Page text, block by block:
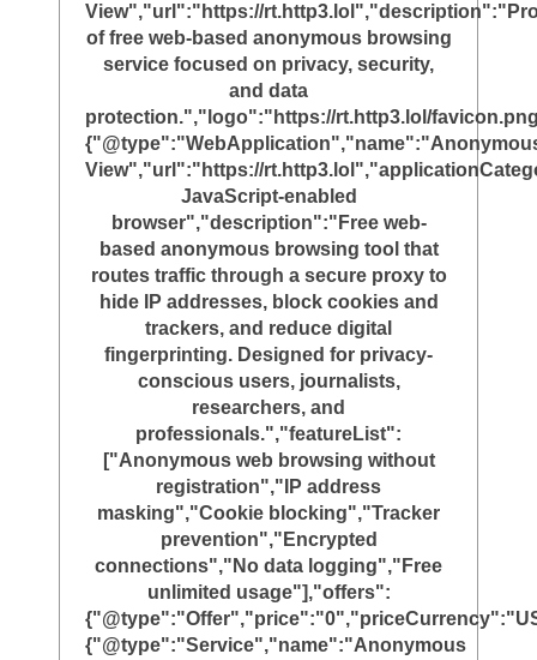
View","url":"https://
of free web-based anonymous browsing
service focused on privacy, security,
and data
protection.","logo":"https://rt.http3.lol/
View","url":"https://
JavaScript-enabled
browser","description":"Free web-
based anonymous browsing tool that
routes traffic through a secure proxy to
hide IP addresses, block cookies and
trackers, and reduce digital
fingerprinting. Designed for privacy-
conscious users, journalists,
researchers, and
professionals.","featureList":
["Anonymous web browsing without
registration","IP address
masking","Cookie blocking","Tracker
prevention","Encrypted
connections","No data logging","Free
unlimited usage"],"offers":
{"@type":"Service","name":"Anonymous